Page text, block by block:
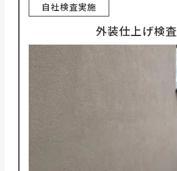
自社検査実施
外装仕上げ検査